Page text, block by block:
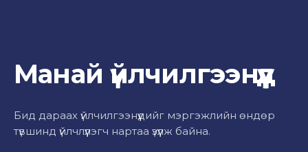
Манай үйлчилгээнүүд
Бид дараах үйлчилгээнүүдийг мэргэжлийн өндөр
түвшинд үйлчлүүлэгч нартаа үзүүлж байна.